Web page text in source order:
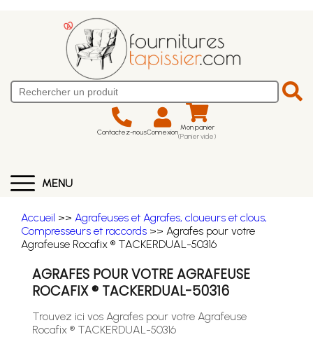
Contactez-nousConnexion Mon panier
(Panier vide)
MENU
Accueil >> Agrafeuses et Agrafes, cloueurs et clous,
Compresseurs et raccords >> Agrafes pour votre
Agrafeuse Rocafix ® TACKERDUAL-50316
AGRAFES POUR VOTRE AGRAFEUSE
ROCAFIX ® TACKERDUAL-50316
Trouvez ici vos Agrafes pour votre Agrafeuse
Rocafix ® TACKERDUAL-50316